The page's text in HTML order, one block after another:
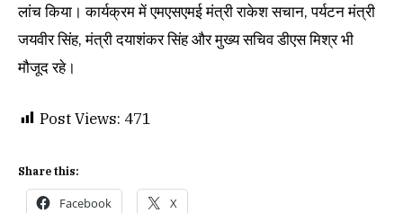
लांच किया। कार्यक्रम में एमएसएमई मंत्री राकेश सचान, पर्यटन मंत्री
जयवीर सिंह, मंत्री दयाशंकर सिंह और मुख्य सचिव डीएस मिश्र भी
मौजूद रहे।
Post Views: 471
Share this:
Facebook X